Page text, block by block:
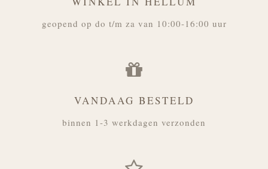
geopend op do t/m za van 10:00-16:00 uur
VANDAAG BESTELD
binnen 1-3 werkdagen verzonden